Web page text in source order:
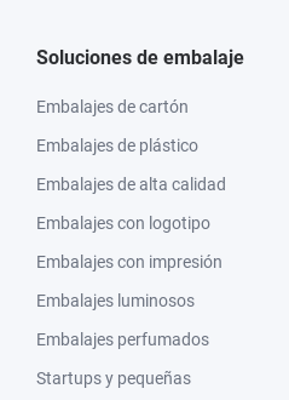
Soluciones de embalaje
Embalajes de cartón
Embalajes de plástico
Embalajes de alta calidad
Embalajes con logotipo
Embalajes con impresión
Embalajes luminosos
Embalajes perfumados
Startups y pequeñas